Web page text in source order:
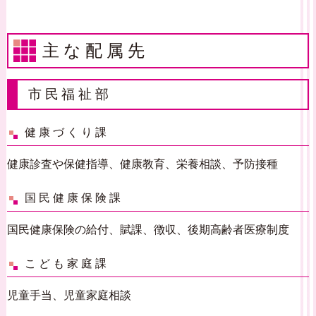
主な配属先
市民福祉部
健康づくり課
健康診査や保健指導、健康教育、栄養相談、予防接種
国民健康保険課
国民健康保険の給付、賦課、徴収、後期高齢者医療制度
こども家庭課
児童手当、児童家庭相談